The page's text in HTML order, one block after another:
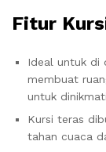
Fitur
Ideal untuk di
membuat
untuk
Kursi teras
tahan cuaca